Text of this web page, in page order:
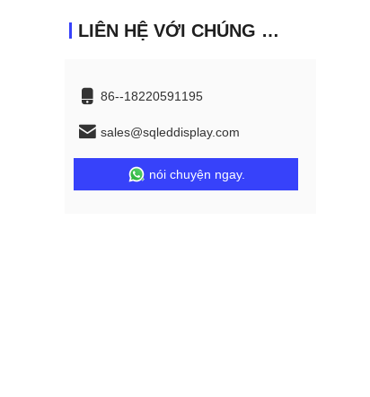
LIÊN HỆ VỚI CHÚNG TÔI
86--18220591195
sales@sqleddisplay.com
nói chuyện ngay.